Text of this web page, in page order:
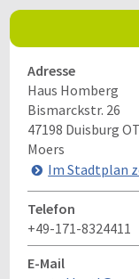
Adresse
Haus Homberg
Bismarckstr. 26
47198 Duisburg
Moers
Im Stadtplan
Telefon
+49-171-8324411
E-Mail